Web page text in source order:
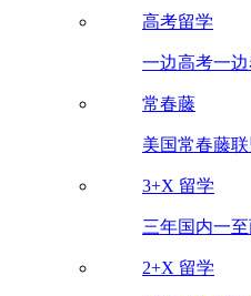
高考留学
一边高考一
常春藤
美国常春藤
3+X 留学
三年国内一
2+X 留学